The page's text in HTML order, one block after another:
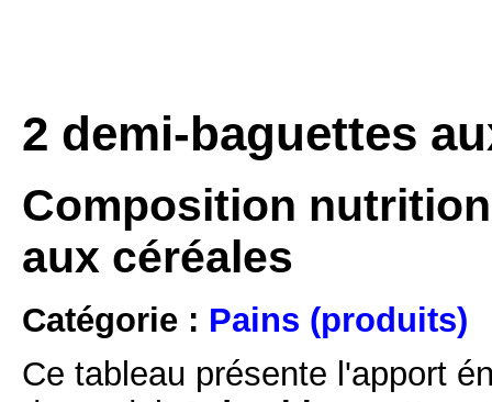
2 demi-baguettes
Composition
aux céréales
Catégorie : Pains (produits)
Ce tableau présente l'apport